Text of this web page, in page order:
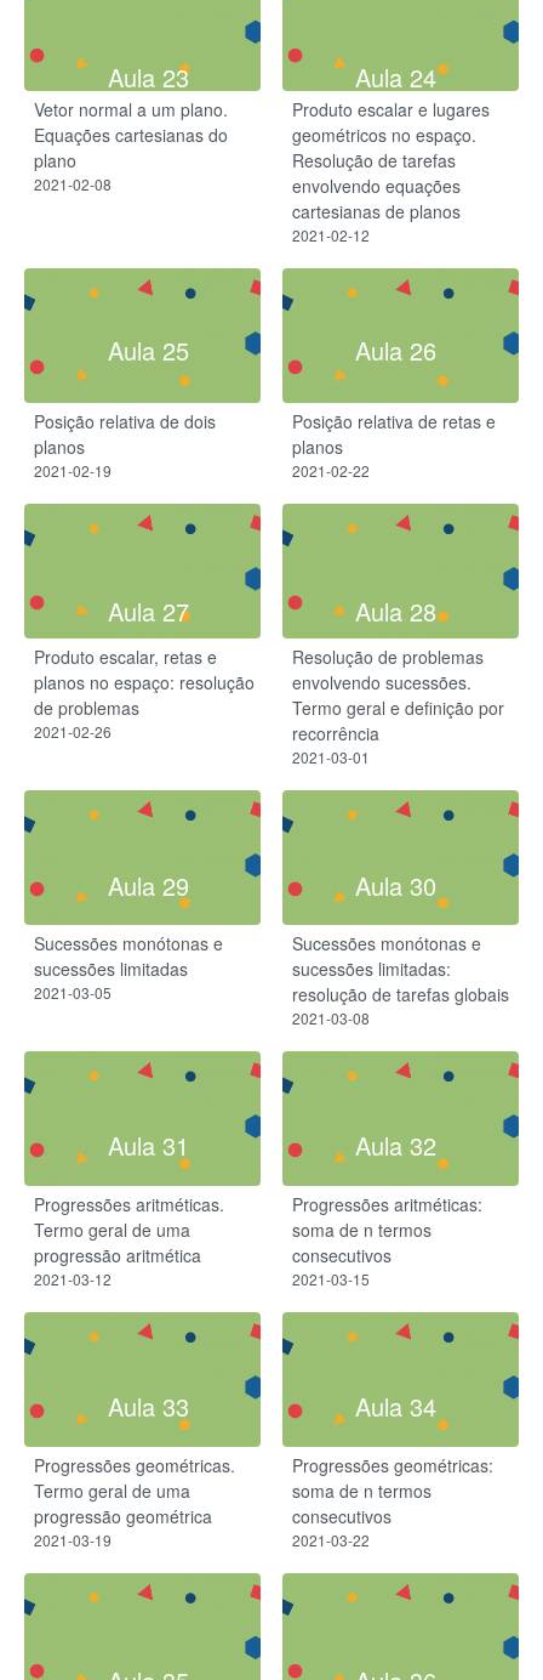
Aula 23
Vetor normal a um plano.
Equações cartesianas do
plano
2021-02-08
Aula 24
Produto escalar e lugares
geométricos no espaço.
Resolução de tarefas
envolvendo equações
cartesianas de planos
2021-02-12
Aula 25
Posição relativa de dois
planos
2021-02-19
Aula 26
Posição relativa de retas e
planos
2021-02-22
Aula 27
Produto escalar, retas e
planos no espaço: resolução
de problemas
2021-02-26
Aula 28
Resolução de problemas
envolvendo sucessões.
Termo geral e definição por
recorrência
2021-03-01
Aula 29
Sucessões monótonas e
sucessões limitadas
2021-03-05
Aula 30
Sucessões monótonas e
sucessões limitadas:
resolução de tarefas globais
2021-03-08
Aula 31
Progressões aritméticas.
Termo geral de uma
progressão aritmética
2021-03-12
Aula 32
Progressões aritméticas:
soma de n termos
consecutivos
2021-03-15
Aula 33
Progressões geométricas.
Termo geral de uma
progressão geométrica
2021-03-19
Aula 34
Progressões geométricas:
soma de n termos
consecutivos
2021-03-22